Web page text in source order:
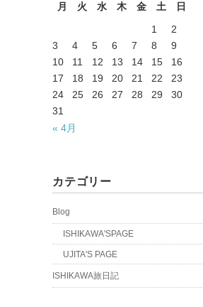
月 火 水 木 金 土
日
1
2
3
4 5 6 7 8
9
10
11 12 13 14 15
16
17
18 19 20 21 22
23
24
25 26 27 28 29
30
31
« 4月
カテゴリー
Blog
ISHIKAWA'SPAGE
UJITA'S PAGE
ISHIKAWA旅日記